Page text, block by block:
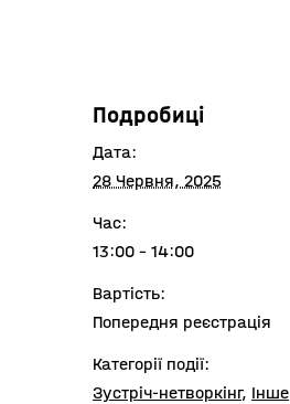
Подробиці
Дата:
28 Червня, 2025
Час:
13:00 - 14:00
Вартість:
Попередня реєстрація
Категорії події:
Зустріч-нетворкінг, Інше